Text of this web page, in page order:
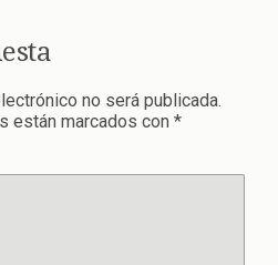
no será publicada.
están marcados con *